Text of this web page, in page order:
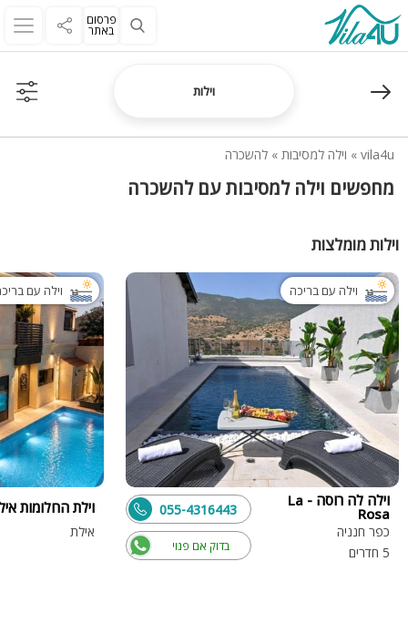
פרסום
באתר
וילות
vila4u
» וילה למסיבות » להשכרה
מחפשים וילה למסיבות עם להשכרה
וילות מומלצות
וילה עם בריכה
וילה לה רוסה - La
Rosa
כפר חנניה
5 חדרים
בדוק אם פנוי
055-4316443
וילה עם
וילת החלומות
אילת